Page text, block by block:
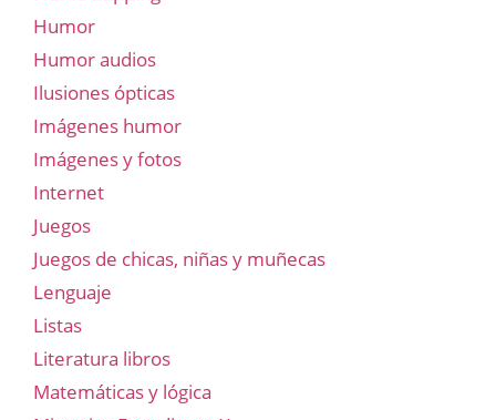
Humor
Humor audios
Ilusiones ópticas
Imágenes humor
Imágenes y fotos
Internet
Juegos
Juegos de chicas, niñas y muñecas
Lenguaje
Listas
Literatura libros
Matemáticas y lógica